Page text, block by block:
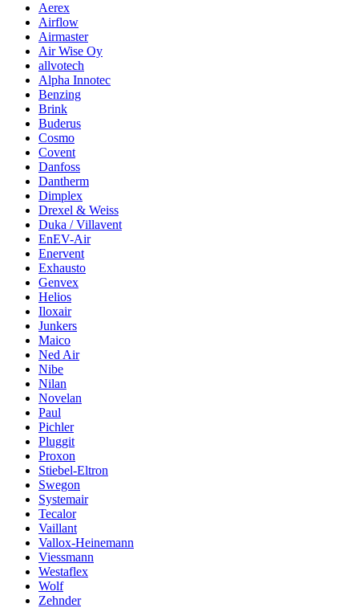
Aerex
Airflow
Airmaster
Air Wise Oy
allvotech
Alpha Innotec
Benzing
Brink
Buderus
Cosmo
Covent
Danfoss
Dantherm
Dimplex
Drexel & Weiss
Duka / Villavent
EnEV-Air
Enervent
Exhausto
Genvex
Helios
Iloxair
Junkers
Maico
Ned Air
Nibe
Nilan
Novelan
Paul
Pichler
Pluggit
Proxon
Stiebel-Eltron
Swegon
Systemair
Tecalor
Vaillant
Vallox-Heinemann
Viessmann
Westaflex
Wolf
Zehnder